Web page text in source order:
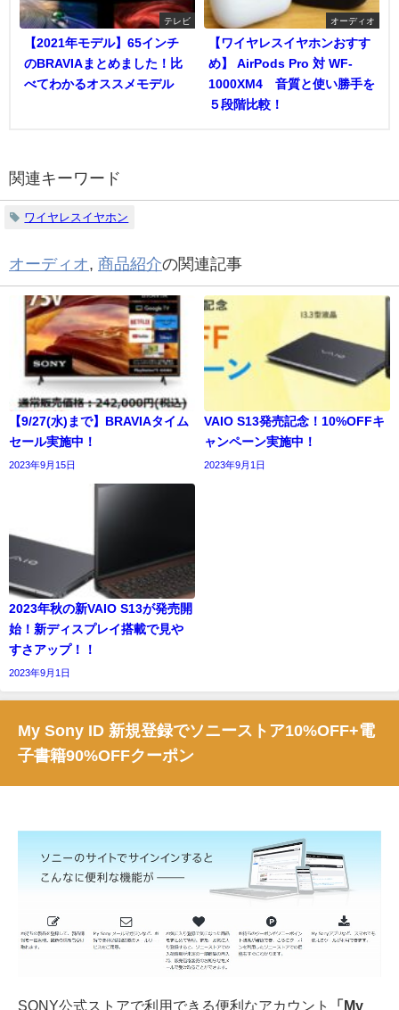
テレビ
【2021年モデル】65インチ
のBRAVIAまとめました！比
べてわかるオススメモデル
オーディオ
【ワイヤレスイヤホンおすす
め】 AirPods Pro 対 WF-
1000XM4 音質と使い勝手を
５段階比較！
関連キーワード
ワイヤレスイヤホン
オーディオ, 商品紹介の関連記事
【9/27(水)まで】BRAVIAタイム
セール実施中！
2023年9月15日
VAIO S13発売記念！10%OFFキ
ャンペーン実施中！
2023年9月1日
2023年秋の新VAIO S13が発売開
始！新ディスプレイ搭載で見や
すさアップ！！
2023年9月1日
My Sony ID 新規登録でソニーストア10%OFF+電
子書籍90%OFFクーポン
SONY公式ストアで利用できる便利なアカウント
「My